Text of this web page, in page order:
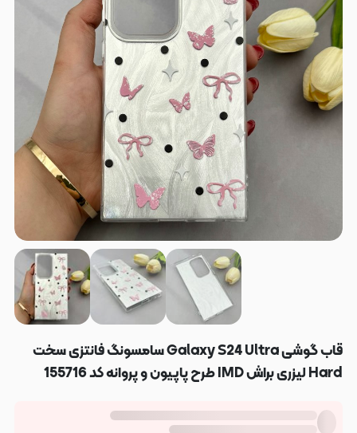
قاب گوشی Galaxy S24 Ultra سامسونگ فانتزی سخت
Hard لیزری براش IMD طرح پاپیون و پروانه کد 155716